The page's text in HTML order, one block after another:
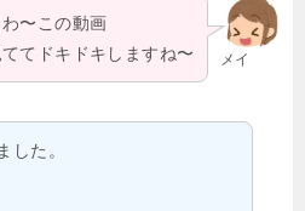
メイ
わ〜この動画
ててドキドキしますね〜
した。